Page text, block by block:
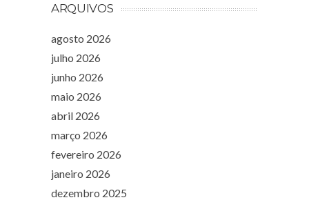
ARQUIVOS
agosto 2026
julho 2026
junho 2026
maio 2026
abril 2026
março 2026
fevereiro 2026
janeiro 2026
dezembro 2025